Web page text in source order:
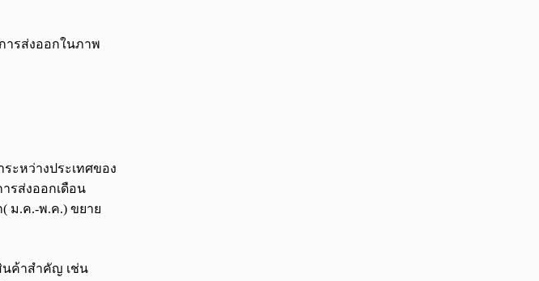
ารส่งออกในภาพ
ะหว่างประเทศของ
รส่งออกเดือน
ม.ค.-พ.ค.) ขยาย
นค้าสำคัญ เช่น